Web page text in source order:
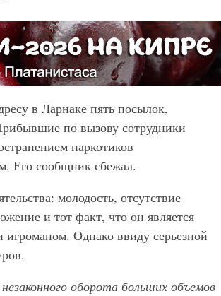
в Ларнаке пять посылок,
по вызову сотрудники
наркотиков
Его сообщник сбежал.
молодость, отсутствие
и тот факт, что он является
Однако ввиду серьезной
оборота больших объемов